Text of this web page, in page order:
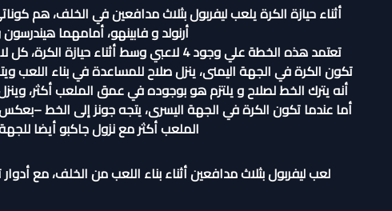
أثناء حيازة الكرة يلعب ليفربول بثلاث مدافعين في الخلف، هم
أرنولد و فابينهو، أمامهما
تعتمد هذه الخطة علي وجود 4 لاعبي وسط
تكون الكرة في الجهة اليمنى، ينزل صلاح للمساعدة في بناء
أنه يترك الخط لصلاح و يلتزم هو بوجوده في عمق الملعب أكثر،
أما عندما تكون الكرة في الجهة اليسرى، يتجه جونز إلى الخط
الملعب أكثر مع نزول جاكبو أيضا
لعب ليفربول بثلاث مدافعين أثناء بناء اللعب من الخلف، مع